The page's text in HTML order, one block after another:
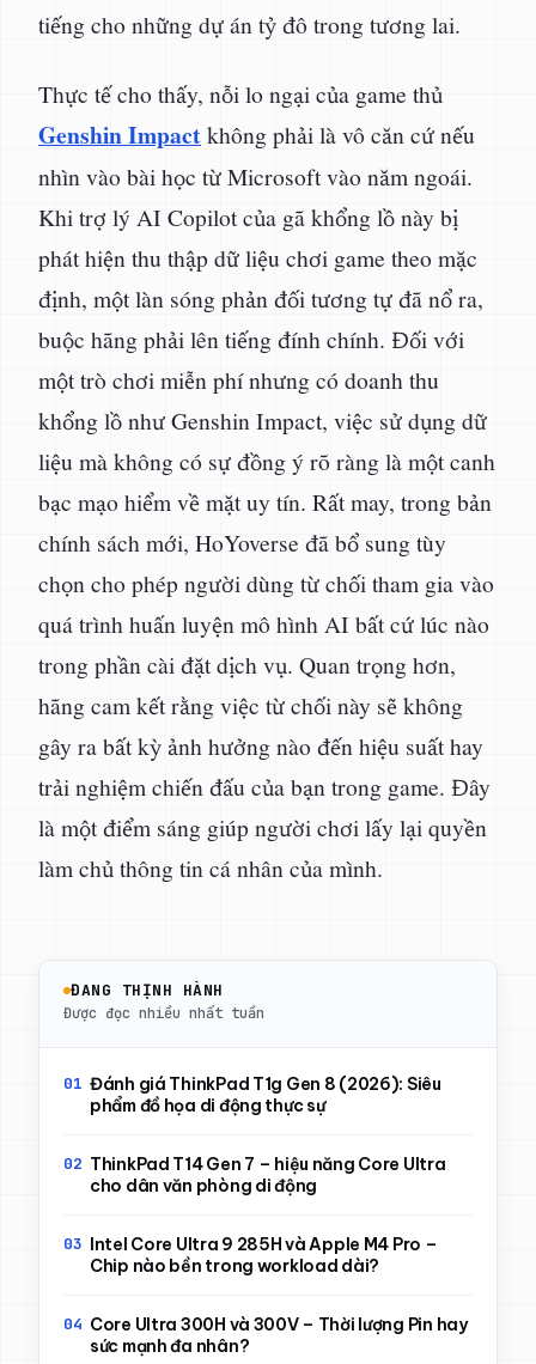
tiếng cho những dự án tỷ đô trong tương lai.
Thực tế cho thấy, nỗi lo ngại của game thủ
Genshin Impactkhông phải là vô căn cứ nếu
nhìn vào bài học từ Microsoft vào năm ngoái.
Khi trợ lý AI Copilot của gã khổng lồ này bị
phát hiện thu thập dữ liệu chơi game theo mặc
định, một làn sóng phản đối tương tự đã nổ ra,
buộc hãng phải lên tiếng đính chính. Đối với
một trò chơi miễn phí nhưng có doanh thu
khổng lồ như Genshin Impact, việc sử dụng dữ
liệu mà không có sự đồng ý rõ ràng là một canh
bạc mạo hiểm về mặt uy tín. Rất may, trong bản
chính sách mới, HoYoverse đã bổ sung tùy
chọn cho phép người dùng từ chối tham gia vào
quá trình huấn luyện mô hình AI bất cứ lúc nào
trong phần cài đặt dịch vụ. Quan trọng hơn,
hãng cam kết rằng việc từ chối này sẽ không
gây ra bất kỳ ảnh hưởng nào đến hiệu suất hay
trải nghiệm chiến đấu của bạn trong game. Đây
là một điểm sáng giúp người chơi lấy lại quyền
làm chủ thông tin cá nhân của mình.
ĐANG THỊNH HÀNH
Được đọc nhiều nhất tuần
Đánh giá ThinkPad T1g Gen 8 (2026): Siêu
phẩm đồ họa di động thực sự
ThinkPad T14 Gen 7 – hiệu năng Core Ultra
cho dân văn phòng di động
Intel Core Ultra 9 285H và Apple M4 Pro –
Chip nào bền trong workload dài?
Core Ultra 300H và 300V – Thời lượng Pin hay
sức mạnh đa nhân?